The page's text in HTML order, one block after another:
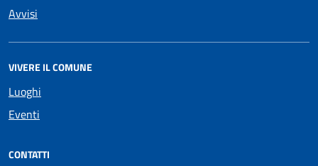
Avvisi
VIVERE IL COMUNE
Luoghi
Eventi
CONTATTI